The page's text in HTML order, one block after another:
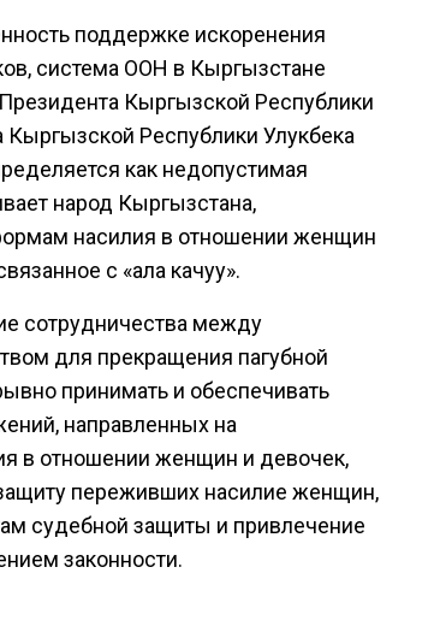
поддержке искоренения
система ООН в Кыргызстане
Кыргызской Республики
Республики Улукбека
как недопустимая
народ Кыргызстана,
насилия в отношении женщин
с «ала качуу».
сотрудничества между
для прекращения пагубной
принимать и обеспечивать
направленных на
в отношении женщин и девочек,
переживших насилие женщин,
судебной защиты и привлечение
законности.